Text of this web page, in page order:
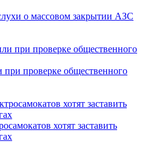
о массовом закрытии АЗС
проверке общественного
хотят заставить